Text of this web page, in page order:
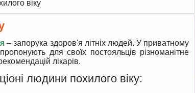
віку
– запорука здоров'я літніх людей. У приватному
для своїх постояльців різноманітне
лікарів.
людини похилого віку: